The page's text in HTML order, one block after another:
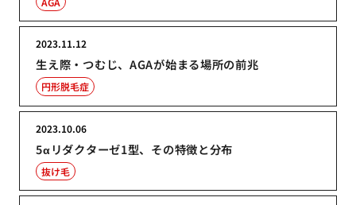
生え際・つむじ、AGAが始まる場所の前兆
2023.11.12
円形脱毛症
5αリダクターゼ1型、その特徴と分布
2023.10.06
抜け毛